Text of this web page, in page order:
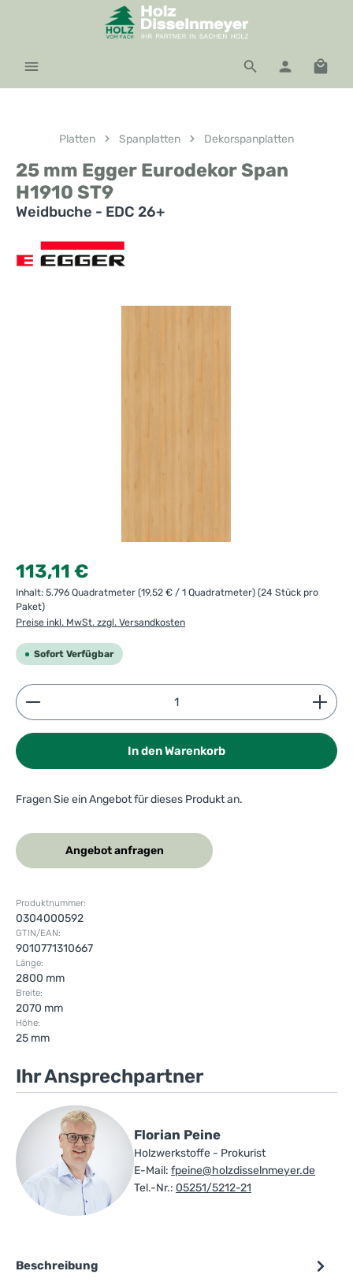
Zum Hauptinhalt springen
Platten Spanplatten Dekorspanplatten
25 mm Egger Eurodekor Span
H1910 ST9
Weidbuche - EDC 26+
Regulärer Preis:
113,11 €
Inhalt: 5.796 Quadratmeter (19,52 € / 1 Quadratmeter) (24 Stück pro
Paket)
Preise inkl. MwSt. zzgl. Versandkosten
Sofort Verfügbar
Produkt Anzahl: Gib den gewünschten Wert ein
In den Warenkorb
Fragen Sie ein Angebot für dieses Produkt an.
Angebot anfragen
Produktnummer:
0304000592
GTIN/EAN:
9010771310667
Länge:
2800 mm
Breite:
2070 mm
Höhe:
25 mm
Ihr Ansprechpartner
Florian Peine
Holzwerkstoffe - Prokurist
E-Mail: fpeine@holzdisselnmeyer.de
Tel.-Nr.: 05251/5212-21
Beschreibung